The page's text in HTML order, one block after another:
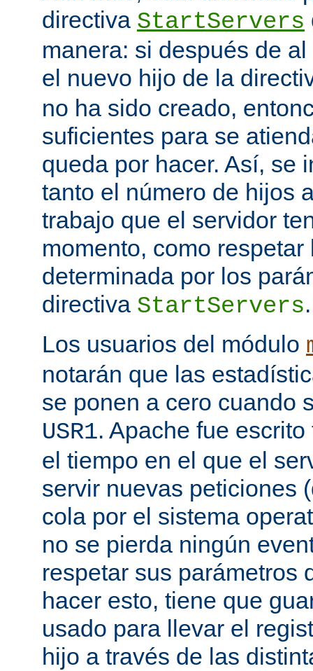
directiva StartServers
manera: si después de
el nuevo hijo de la
no ha sido creado,
suficientes para se
queda por hacer. Así, se
tanto el número de hijos
trabajo que el servidor
momento, como
determinada por los
directiva StartServers.
Los usuarios del módulo
notarán que las
se ponen a cero cuando
USR1. Apache fue
el tiempo en el que el
servir nuevas peticiones
cola por el sistema
no se pierda ningún
respetar sus parámetros
hacer esto, tiene que
usado para llevar el
hijo a través de las